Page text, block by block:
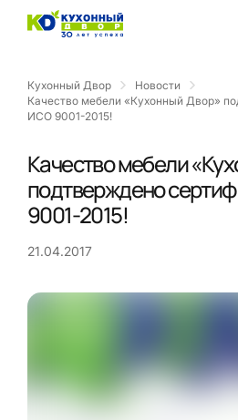
Кухонный Двор
Новости
Качество мебели «Кухонный Двор»
ИСО 9001-2015!
Качество мебели
подтверждено
9001-2015!
21.04.2017